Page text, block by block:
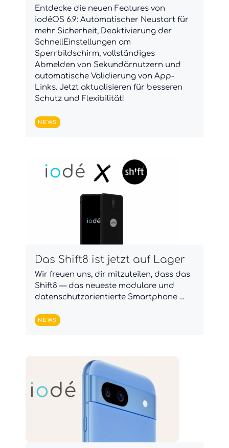
Entdecke die neuen Features von
iodéOS 6.9: Automatischer Neustart für
mehr Sicherheit, Deaktivierung der
SchnellEinstellungen am
Sperrbildschirm, vollständiges
Abmelden von Sekundärnutzern und
automatische Validierung von App-
Links. Jetzt aktualisieren für besseren
Schutz und Flexibilität!
NEWS
Das Shift8 ist jetzt auf Lager
Wir freuen uns, dir mitzuteilen, dass das
Shift8 — das neueste modulare und
datenschutzorientierte Smartphone …
NEWS